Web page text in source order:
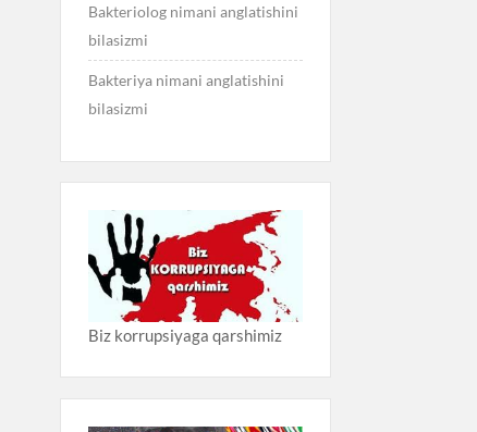
Bakteriolog nimani anglatishini
bilasizmi
Bakteriya nimani anglatishini
bilasizmi
Biz korrupsiyaga qarshimiz